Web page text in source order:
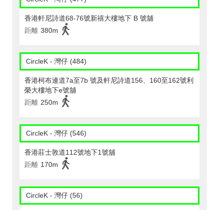
香港軒尼詩道68-76號新禧大樓地下 B 號舖
距離 380m
CircleK - 灣仔 (484)
香港柯布連道7a至7b 號及軒尼詩道156、160至162號利
榮大樓地下e號舖
距離 250m
CircleK - 灣仔 (546)
香港莊士敦道112號地下1號舖
距離 170m
CircleK - 灣仔 (56)